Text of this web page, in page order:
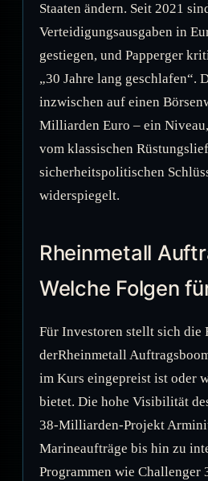
Staaten ändern. Seit 2021
Verteidigungsausgaben in
gestiegen, und Papperger
„30 Jahre lang geschlafen“.
inzwischen auf einen
Milliarden Euro – ein
vom klassischen
sicherheitspolitischen
widerspiegelt.
Rheinmetall
Welche Folgen
Für Investoren stellt sich die
derRheinmetall
im Kurs eingepreist ist oder
bietet. Die hohe Visibilität
38-Milliarden-Projekt
Marineaufträge bis hin zu
Programmen wie Challenger